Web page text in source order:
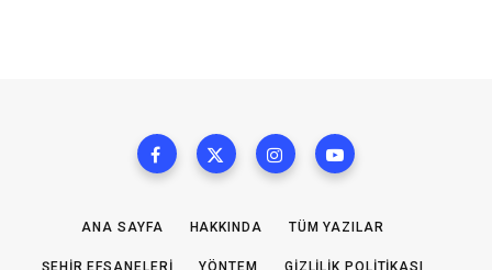
ANA SAYFA HAKKINDA TÜM YAZILAR
ŞEHIR EFSANELERI YÖNTEM GIZLILIK POLITIKASI